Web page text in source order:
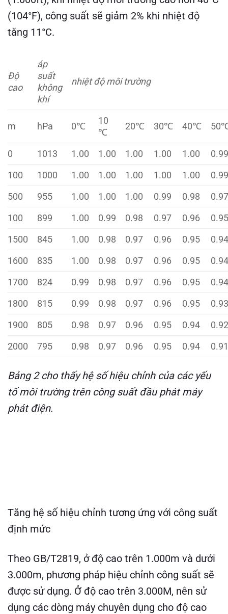
(104°F), công suất sẽ giảm 2% khi nhiệt độ
tăng 11°C.
Độ
cao
áp
suất
không
khí
nhiệt độmôi trường
m hPa 0℃
10
℃
20℃ 30℃ 40℃
0 1013 1.00 1.00 1.00 1.00 1.00
0.99
100
1000 1.00 1.00 1.00 1.00 1.00
0.99
500
955 1.00 1.00 1.00 0.99 0.98
0.97
100
899 1.00 0.99 0.98 0.97 0.96
0.95
1500
845 1.00 0.98 0.97 0.96 0.95
0.94
1600
835 1.00 0.98 0.97 0.96 0.95
0.94
1700
824 0.99 0.98 0.97 0.96 0.95
0.94
1800
815 0.99 0.98 0.97 0.96 0.95
0.93
1900
805 0.98 0.97 0.96 0.95 0.94
0.92
2000
795 0.98 0.97 0.96 0.95 0.94 0.91
Bảng 2 cho thấy hệ số hiệu chỉnh của các yếu
tố môi trường trên công suất đầu phát máy
phát điện.
Tăng hệ số hiệu chỉnh tương ứng với công suất
định mức
Theo GB/T2819, ở độ cao trên 1.000m và dưới
3.000m, phương pháp hiệu chỉnh công suất sẽ
được sử dụng. Ở độ cao trên 3.000M, nên sử
dụng các dòng máy chuyên dụng cho độ cao